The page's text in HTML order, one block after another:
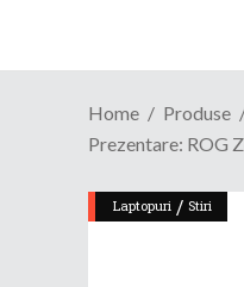
Home Produse
Prezentare: ROG
Laptopuri / Stiri